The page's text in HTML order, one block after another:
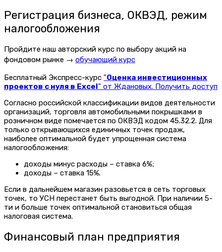
Регистрация бизнеса, ОКВЭД, режим
налогообложения
Пройдите наш авторский курс по выбору акций на
фондовом рынке → обучающий курс
Бесплатный Экспресс-курс "Оценка инвестиционных
проектов с нуля в Excel" от Ждановых. Получить доступ
Согласно российской классификации видов деятельности
организаций, торговля автомобильными покрышками в
розничном виде помечается по ОКВЭД кодом 45.32.2. Для
только открывающихся единичных точек продаж,
наиболее оптимальной будет упрощенная система
налогообложения:
доходы минус расходы – ставка 6%;
доходы – ставка 15%.
Если в дальнейшем магазин разовьется в сеть торговых
точек, то УСН перестанет быть выгодной. При наличии 5-
ти и больше точек оптимальной становиться общая
налоговая система.
Финансовый план предприятия